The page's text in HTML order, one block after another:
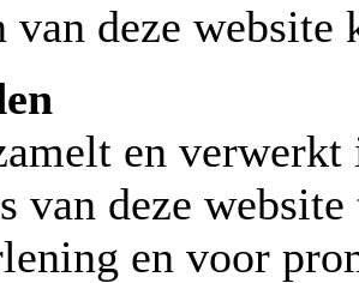
van deze
en
van deze
en voor